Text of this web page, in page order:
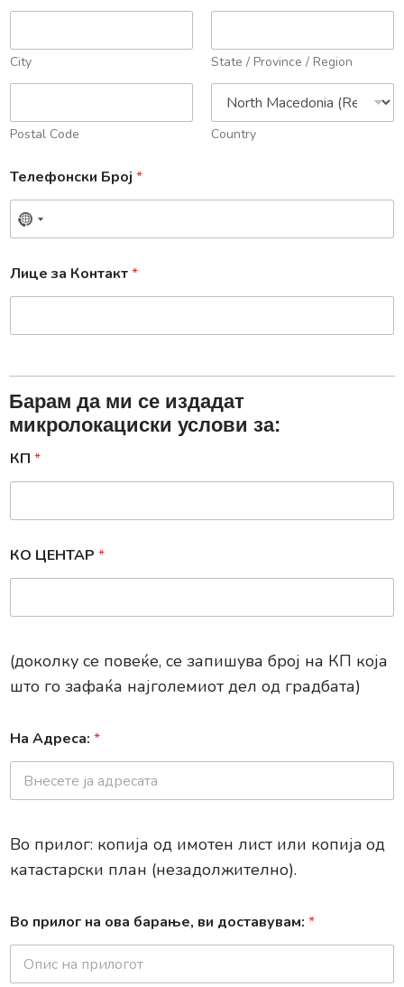
City State / Province / Region
Postal Code Country
Телефонски Број *
Лице за Контакт*
Барам да ми се издадат
микролокациски услови за:
КП *
КО ЦЕНТАР *
(доколку се повеќе, се запишува број на КП која
што го зафаќа најголемиот дел од градбата)
На Адреса: *
Во прилог: копија од имотен лист или копиja од
катастарски план (незадолжително).
Во прилог на ова барање, ви доставувам: *